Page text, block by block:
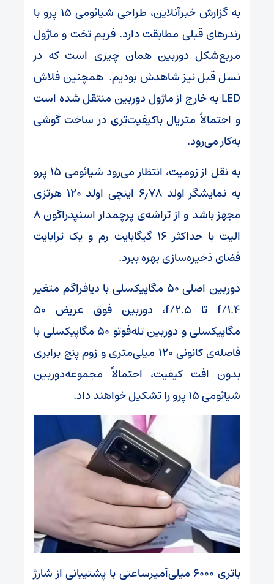
به گزارش خبرآنلاین، طراحی شیائومی ۱۵ پرو با
رندرهای قبلی مطابقت دارد. فریم تخت و ماژول
مربع‌شکل دوربین همان چیزی است که در
نسل قبل نیز شاهدش بودیم. همچنین فلاش
LED به خارج از ماژول دوربین منتقل شده است
و احتمالاً متریال باکیفیت‌تری در ساخت گوشی
به‌کار می‌رود.
به نقل از زومیت، انتظار می‌رود شیائومی ۱۵ پرو
به نمایشگر اولد ۶٫۷۸ اینچی اولد ۱۲۰ هرتزی
مجهز باشد و از تراشه‌ی پرچمدار اسنپدراگون ۸
الیت با حداکثر ۱۶ گیگابایت رم و یک ترابایت
فضای ذخیره‌سازی بهره ببرد.
دوربین اصلی ۵۰ مگاپیکسلی با دیافراگم متغیر
f/1.4 تا f/2.5، دوربین فوق عریض ۵۰
مگاپیکسلی و دوربین تله‌فوتو ۵۰ مگاپیکسلی با
فاصله‌ی کانونی ۱۲۰ میلی‌متری و زوم پنج برابری
بدون افت کیفیت، احتمالاً مجموعه‌دوربین
شیائومی ۱۵ پرو را تشکیل خواهند داد.
باتری ۶۰۰۰ میلی‌آمپرساعتی با پشتییانی از شارژ